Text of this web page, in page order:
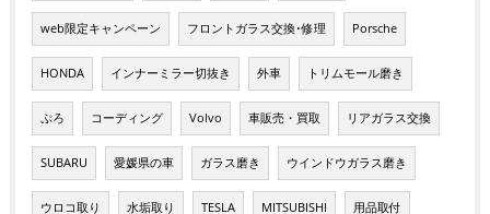
web限定キャンペーン フロントガラス交換･修理 Porsche
HONDA インナーミラー切抜き 外車 トリムモール磨き
ぷろ コーディング Volvo 車販売・買取 リアガラス交換
SUBARU 愛媛県の車 ガラス磨き ウインドウガラス磨き
ウロコ取り 水垢取り TESLA MITSUBISHI 用品取付